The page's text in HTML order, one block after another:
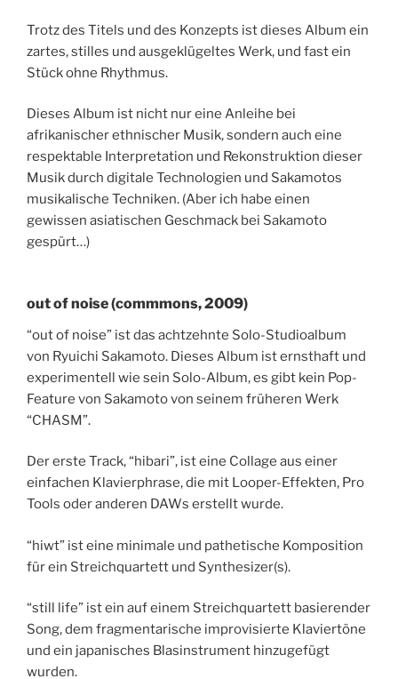
Trotz des Titels und des Konzepts ist dieses Album ein
zartes, stilles und ausgeklügeltes Werk, und fast ein
Stück ohne Rhythmus.
Dieses Album ist nicht nur eine Anleihe bei
afrikanischer ethnischer Musik, sondern auch eine
respektable Interpretation und Rekonstruktion dieser
Musik durch digitale Technologien und Sakamotos
musikalische Techniken. (Aber ich habe einen
gewissen asiatischen Geschmack bei Sakamoto
gespürt…)
out of noise (commmons, 2009)
“out of noise” ist das achtzehnte Solo-Studioalbum
von Ryuichi Sakamoto. Dieses Album ist ernsthaft und
experimentell wie sein Solo-Album, es gibt kein Pop-
Feature von Sakamoto von seinem früheren Werk
“CHASM”.
Der erste Track, “hibari”, ist eine Collage aus einer
einfachen Klavierphrase, die mit Looper-Effekten, Pro
Tools oder anderen DAWs erstellt wurde.
“hiwt” ist eine minimale und pathetische Komposition
für ein Streichquartett und Synthesizer(s).
“still life” ist ein auf einem Streichquartett basierender
Song, dem fragmentarische improvisierte Klaviertöne
und ein japanisches Blasinstrument hinzugefügt
wurden.